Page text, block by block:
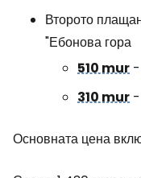
Второто
"Ебонова гора
510 mur -
310 mur -
Основната цена